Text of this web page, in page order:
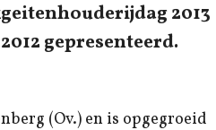
2013
gepresenteerd.
(Ov.) en is opgegroeid